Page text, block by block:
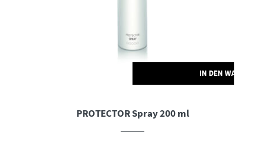
IN DEN
PROTECTOR Spray 200 ml